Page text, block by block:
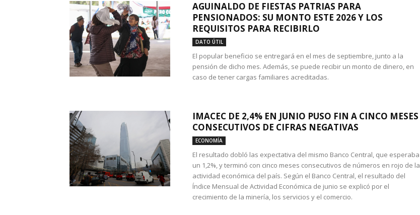
AGUINALDO DE FIESTAS PATRIAS PARA
PENSIONADOS: SU MONTO ESTE 2026 Y LOS
REQUISITOS PARA RECIBIRLO
DATO ÚTIL
El popular beneficio se entregará en el mes de septiembre, junto a la
pensión de dicho mes. Además, se puede recibir un monto de dinero, en
caso de tener cargas familiares acreditadas.
IMACEC DE 2,4% EN JUNIO PUSO FIN A CINCO MESES
CONSECUTIVOS DE CIFRAS NEGATIVAS
ECONOMÍA
El resultado dobló las expectativa del mismo Banco Central, que esperaba
un 1,2%, y terminó con cinco meses consecutivos de números en rojo de la
actividad económica del país. Según el Banco Central, el resultado del
Índice Mensual de Actividad Económica de junio se explicó por el
crecimiento de la minería, los servicios y el comercio.